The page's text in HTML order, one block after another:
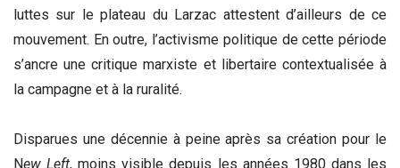
luttes sur le plateau du Larzac attestent d’ailleurs de ce
mouvement. En outre, l’activisme politique de cette période
s’ancre une critique marxiste et libertaire contextualisée à
la campagne et à la ruralité.
Disparues une décennie à peine après sa création pour le
New Left, moins visible depuis les années 1980 dans les